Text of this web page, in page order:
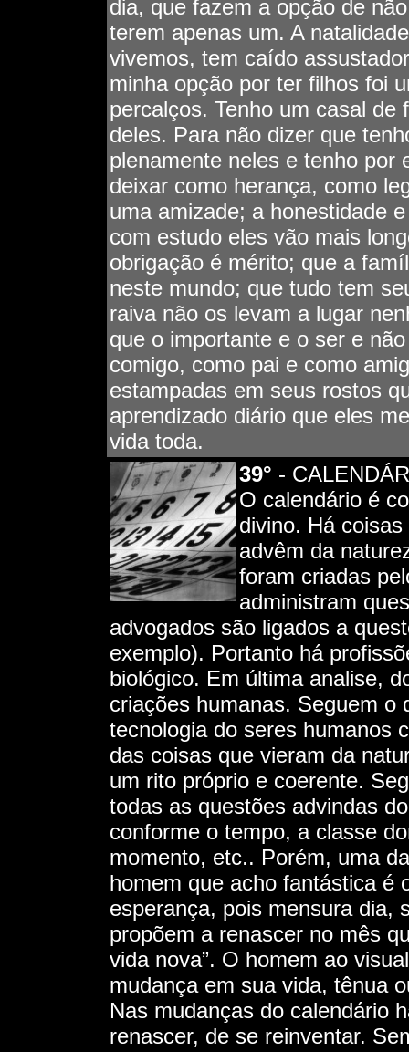
dia, que fazem a opção de
terem apenas um. A
vivemos, tem caído
minha opção por ter filhos foi
percalços. Tenho um casal
deles. Para não dizer que
plenamente neles e tenho por
deixar como herança, como
uma amizade; a honestidade
com estudo eles vão mais
obrigação é mérito; que a
neste mundo; que tudo tem
raiva não os levam a lugar
que o importante e o ser e
comigo, como pai e como
estampadas em seus rostos
aprendizado diário que eles
vida toda.
39° -
O calendário é
divino. Há
advêm da
foram criadas
administram
advogados são ligados a
exemplo). Portanto há
biológico. Em última analise,
criações humanas. Seguem o
tecnologia do seres humanos
das coisas que vieram da
um rito próprio e coerente.
todas as questões advindas
conforme o tempo, a classe
momento, etc.. Porém, uma
homem que acho fantástica é
esperança, pois mensura dia,
propõem a renascer no mês
vida nova”. O homem ao
mudança em sua vida, tênua
Nas mudanças do calendário
renascer, de se reinventar.